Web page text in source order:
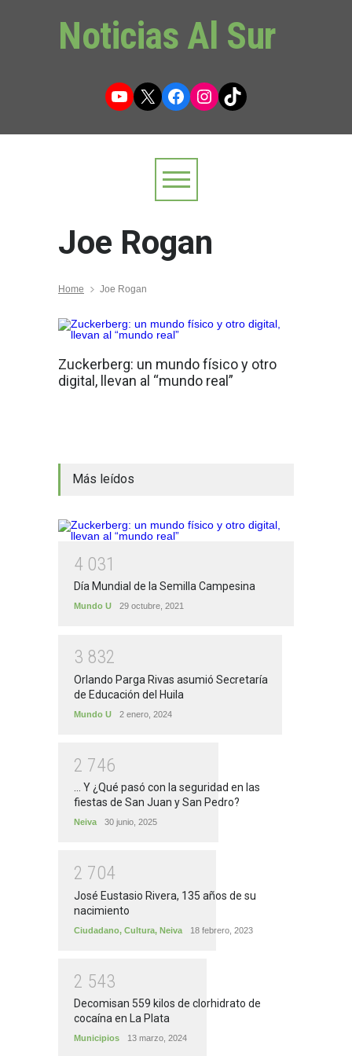
Noticias Al Sur
YouTube
X Facebook
Instagram
TikTok
Joe Rogan
Home Joe Rogan
Zuckerberg: un mundo físico y otro
digital, llevan al “mundo real”
Más leídos
4 031
Día Mundial de la Semilla Campesina
Mundo U 29 octubre, 2021
3 832
Orlando Parga Rivas asumió Secretaría
de Educación del Huila
Mundo U 2 enero, 2024
2 746
... Y ¿Qué pasó con la seguridad en las
fiestas de San Juan y San Pedro?
Neiva 30 junio, 2025
2 704
José Eustasio Rivera, 135 años de su
nacimiento
Ciudadano, Cultura, Neiva 18 febrero, 2023
2 543
Decomisan 559 kilos de clorhidrato de
cocaína en La Plata
Municipios 13 marzo, 2024